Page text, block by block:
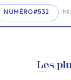
NUMÉRO#532
Les